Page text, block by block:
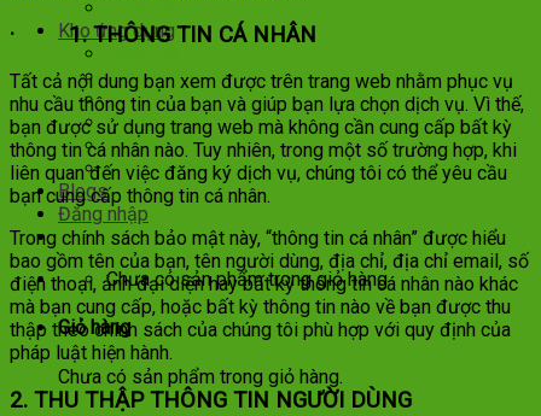
Kho ứng dụng
Marketing
Nâng cao
Plugin
Thanh toán
Vận chuyển
Blogs
Đăng nhập
Chưa có sản phẩm trong giỏ hàng.
Giỏ hàng
Chưa có sản phẩm trong giỏ hàng.
· 1. THÔNG TIN CÁ NHÂN
Tất cả nội dung bạn xem được trên trang web nhằm phục vụ
nhu cầu thông tin của bạn và giúp bạn lựa chọn dịch vụ. Vì thế,
bạn được sử dụng trang web mà không cần cung cấp bất kỳ
thông tin cá nhân nào. Tuy nhiên, trong một số trường hợp, khi
liên quan đến việc đăng ký dịch vụ, chúng tôi có thể yêu cầu
bạn cung cấp thông tin cá nhân.
Trong chính sách bảo mật này, “thông tin cá nhân” được hiểu
bao gồm tên của bạn, tên người dùng, địa chỉ, địa chỉ email, số
điện thoại, ảnh đại diện hay bất kỳ thông tin cá nhân nào khác
mà bạn cung cấp, hoặc bất kỳ thông tin nào về bạn được thu
thập theo chính sách của chúng tôi phù hợp với quy định của
pháp luật hiện hành.
2. THU THẬP THÔNG TIN NGƯỜI DÙNG